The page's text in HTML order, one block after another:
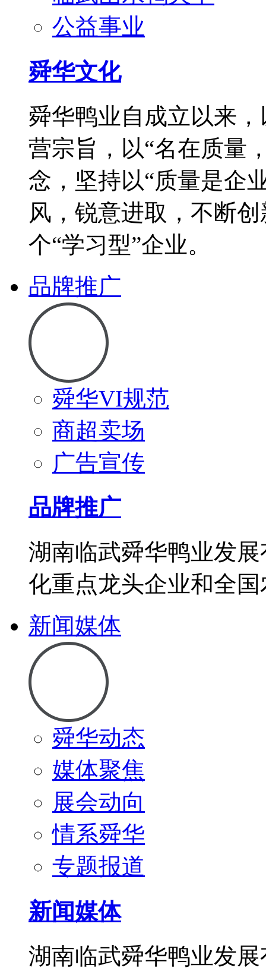
公益事业
舜华文化
舜华鸭业自成立以来
营宗旨，以“名在质量
念，坚持以“质量是企
风，锐意进取，不断
个“学习型”企业。
品牌推广
舜华VI规范
商超卖场
广告宣传
品牌推广
湖南临武舜华鸭业发
化重点龙头企业和全
新闻媒体
舜华动态
媒体聚焦
展会动向
情系舜华
专题报道
新闻媒体
湖南临武舜华鸭业发